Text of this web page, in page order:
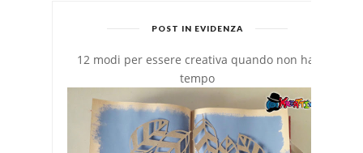
POST IN EVIDENZA
12 modi per essere creativa quando non hai
tempo